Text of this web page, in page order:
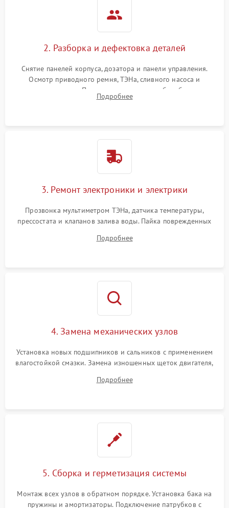
2. Разборка и дефектовка деталей
Снятие панелей корпуса, дозатора и панели управления.
Осмотр приводного ремня, ТЭНа, сливного насоса и
амортизаторов. Проверка подшипников барабана и
крестовины на износ, а манжеты люка на разрывы.
Подробнее
3. Ремонт электроники и электрики
Прозвонка мультиметром ТЭНа, датчика температуры,
прессостата и клапанов залива воды. Пайка поврежденных
Восстановление целостности проводки и контактов.
Подробнее
4. Замена механических узлов
Установка новых подшипников и сальников с применением
влагостойкой смазки. Замена изношенных щеток двигателя,
или поврежденной резиновой манжеты.
Подробнее
5. Сборка и герметизация системы
Монтаж всех узлов в обратном порядке. Установка бака на
пружины и амортизаторы. Подключение патрубков с